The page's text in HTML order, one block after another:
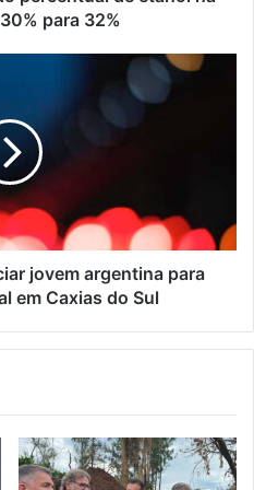
para 32%
jovem argentina para
em Caxias do Sul